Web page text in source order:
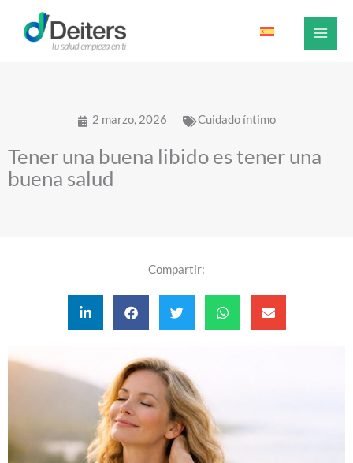
contenido
2 marzo, 2026 Cuidado íntimo
Tener una buena libido es tener una
buena salud
Compartir: